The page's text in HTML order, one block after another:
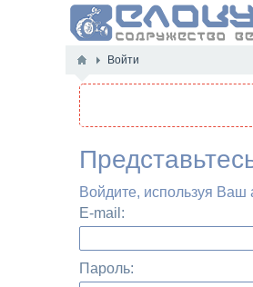
Войти
Войдите, используя Ваш
E-mail:
Пароль: